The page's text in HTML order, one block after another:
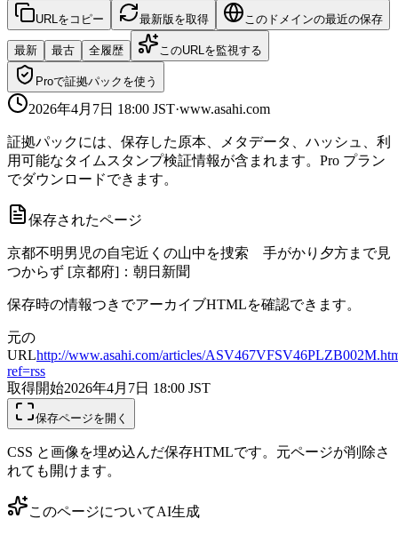
URLをコピー 最新版を取得 このドメインの最近の保存
最新 最古 全履歴 このURLを監視する
Proで証拠パックを使う
2026年4月7日 18:00 JST·www.asahi.com
証拠パックには、保存した原本、メタデータ、ハッシュ、利
用可能なタイムスタンプ検証情報が含まれます。Pro プラン
でダウンロードできます。
保存されたページ
京都不明男児の自宅近くの山中を捜索 手がかり夕方まで見
つからず [京都府]：朝日新聞
保存時の情報つきでアーカイブHTMLを確認できます。
元の
URLhttp://www.asahi.com/articles/
ref=rss
取得開始2026年4月7日 18:00 JST
保存ページを開く
CSS と画像を埋め込んだ保存HTMLです。元ページが削除さ
れても開けます。
このページについてAI生成